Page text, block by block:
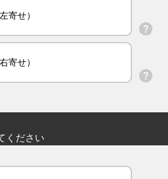
寄せ）
寄せ）
ください